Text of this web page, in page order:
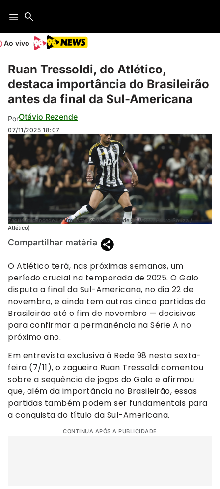
Ao vivo
Ruan Tressoldi, do Atlético,
destaca importância do Brasileirão
antes da final da Sul-Americana
PorOtávio Rezende
07/11/2025 18:07
Zagueiro concedeu entrevista exclusiva à Rede 98 (Foto: Pedro Souza /
Atlético)
Compartilhar matéria
O Atlético terá, nas próximas semanas, um
período crucial na temporada de 2025. O Galo
disputa a final da Sul-Americana, no dia 22 de
novembro, e ainda tem outras cinco partidas do
Brasileirão até o fim de novembro — decisivas
para confirmar a permanência na Série A no
próximo ano.
Em entrevista exclusiva à Rede 98 nesta sexta-
feira (7/11), o zagueiro Ruan Tressoldi comentou
sobre a sequência de jogos do Galo e afirmou
que, além da importância no Brasileirão, essas
partidas também podem ser fundamentais para
a conquista do título da Sul-Americana.
CONTINUA APÓS A PUBLICIDADE